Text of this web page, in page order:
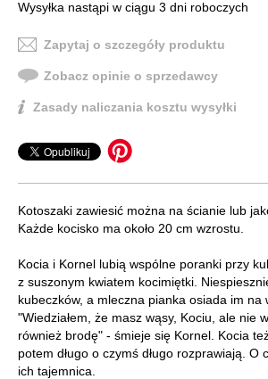
Wysyłka nastąpi w ciągu 3 dni roboczych
Zapytaj o szczegóły produktu
Zobacz opinie o sprzedawcy
Zasady naliczania kosztu wysyłki
Kotoszaki zawiesić można na ścianie lub
Każde kocisko ma około 20 cm wzrostu.
Kocia i Kornel lubią wspólne poranki przy
z suszonym kwiatem kocimiętki.
kubeczków, a mleczna pianka osiada im na
"Wiedziałem, że masz wąsy, Kociu, ale nie
również brodę" - śmieje się Kornel. Kocia
potem długo o czymś długo rozprawiają. O
ich tajemnica.